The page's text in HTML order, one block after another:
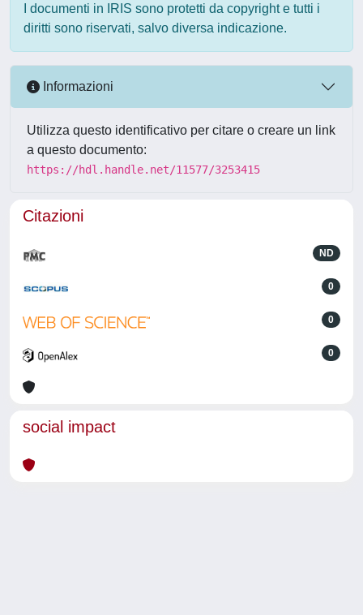
I documenti in IRIS sono protetti da copyright e tutti i
diritti sono riservati, salvo diversa indicazione.
Informazioni
Utilizza questo identificativo per citare o creare un link
a questo documento:
https://hdl.handle.net/11577/3253415
Citazioni
ND
0
0
0
social impact